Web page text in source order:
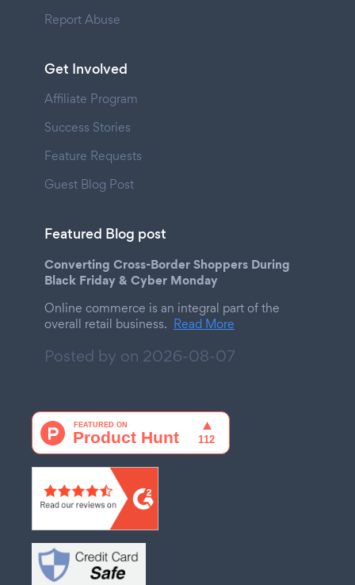
Report Abuse
Get Involved
Affiliate Program
Success Stories
Feature Requests
Guest Blog Post
Featured Blog post
Converting Cross-Border Shoppers During
Black Friday & Cyber Monday
Online commerce is an integral part of the
overall retail business. Read More
Posted by on 2026-08-07